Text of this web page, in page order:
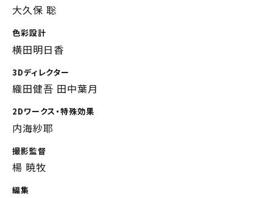
大久保 聡
色彩設計
横田明日香
3Dディレクター
織田健吾 田中葉月
2Dワークス・特殊効果
内海紗耶
撮影監督
楊 暁牧
編集